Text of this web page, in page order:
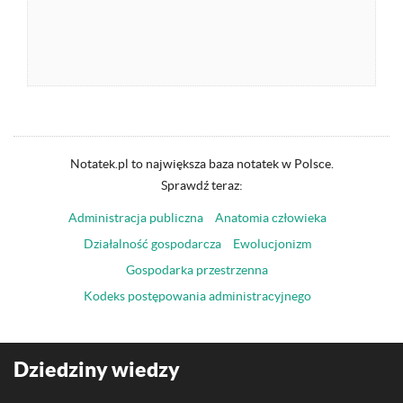
Notatek.pl to największa baza notatek w Polsce.
Sprawdź teraz:
Administracja publiczna
Anatomia człowieka
Działalność gospodarcza
Ewolucjonizm
Gospodarka przestrzenna
Kodeks postępowania administracyjnego
Dziedziny wiedzy